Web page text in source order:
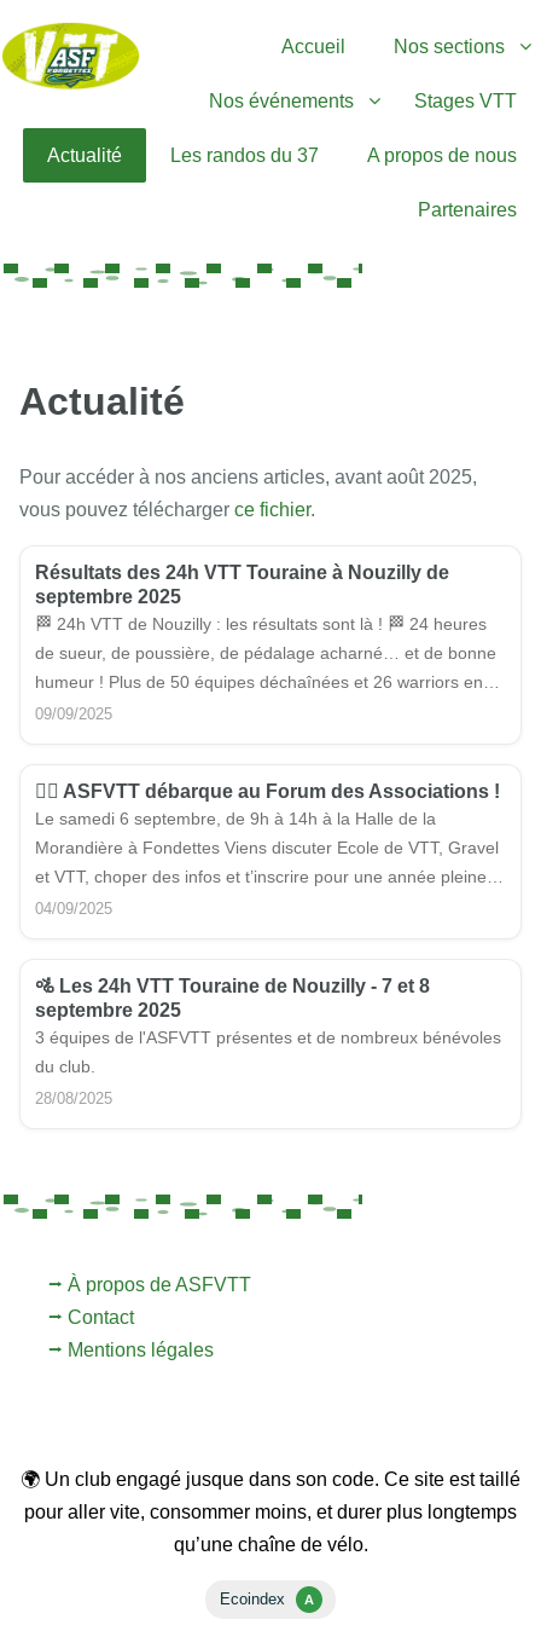
Accueil Nos sections
Nos événements Stages VTT
Actualité Les randos du 37 A propos de nous
Partenaires
Actualité
Pour accéder à nos anciens articles, avant août 2025,
vous pouvez télécharger ce fichier.
Résultats des 24h VTT Touraine à Nouzilly de
septembre 2025
🏁 24h VTT de Nouzilly : les résultats sont là ! 🏁 24 heures
de sueur, de poussière, de pédalage acharné… et de bonne
humeur ! Plus de 50 équipes déchaînées et 26 warriors en
solo o…
09/09/2025
🚴‍♀️ ASFVTT débarque au Forum des Associations !
Le samedi 6 septembre, de 9h à 14h à la Halle de la
Morandière à Fondettes Viens discuter Ecole de VTT, Gravel
et VTT, choper des infos et t’inscrire pour une année pleine
de kiff sur les sentiers !
04/09/2025
🚵 Les 24h VTT Touraine de Nouzilly - 7 et 8
septembre 2025
3 équipes de l'ASFVTT présentes et de nombreux bénévoles
du club.
28/08/2025
⭢ À propos de ASFVTT
⭢ Contact
⭢ Mentions légales
🌍 Un club engagé jusque dans son code. Ce site est taillé
pour aller vite, consommer moins, et durer plus longtemps
qu’une chaîne de vélo.